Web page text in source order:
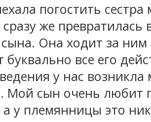
погостить
же превратилась
Она ходит за
буквально все его
у нас возникла
Мой сын очень любит
а у племянницы это